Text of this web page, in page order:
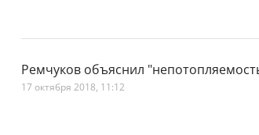
Ремчуков объяснил
17 октября 2018, 11:12